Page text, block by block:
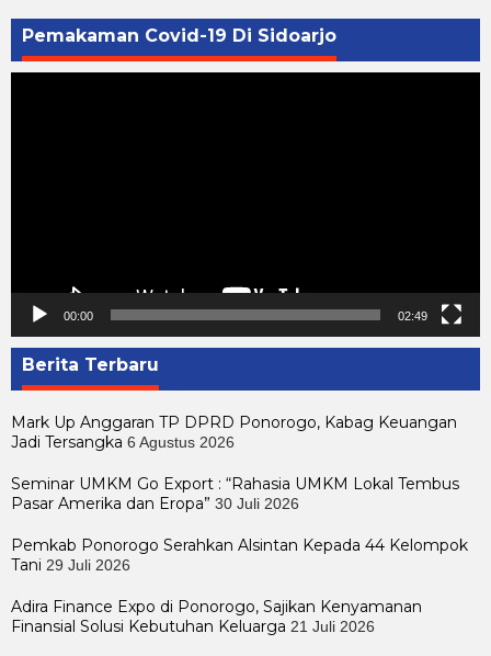
Pemakaman Covid-19 Di Sidoarjo
00:00 02:49
Berita Terbaru
Mark Up Anggaran TP DPRD Ponorogo, Kabag Keuangan
Jadi Tersangka 6 Agustus 2026
Seminar UMKM Go Export : “Rahasia UMKM Lokal Tembus
Pasar Amerika dan Eropa” 30 Juli 2026
Pemkab Ponorogo Serahkan Alsintan Kepada 44 Kelompok
Tani 29 Juli 2026
Adira Finance Expo di Ponorogo, Sajikan Kenyamanan
Finansial Solusi Kebutuhan Keluarga 21 Juli 2026